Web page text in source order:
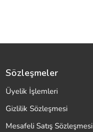
Sözleşmeler
Üyelik İşlemleri
Gizlilik Sözleşmesi
Mesafeli Satış Sözleşmesi